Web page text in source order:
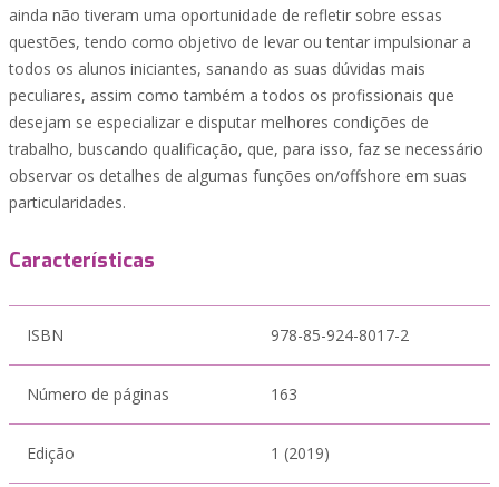
ainda não tiveram uma oportunidade de refletir sobre essas
questões, tendo como objetivo de levar ou tentar impulsionar a
todos os alunos iniciantes, sanando as suas dúvidas mais
peculiares, assim como também a todos os profissionais que
desejam se especializar e disputar melhores condições de
trabalho, buscando qualificação, que, para isso, faz se necessário
observar os detalhes de algumas funções on/offshore em suas
particularidades.
Características
ISBN 978-85-924-8017-2
Número de páginas 163
Edição 1 (2019)